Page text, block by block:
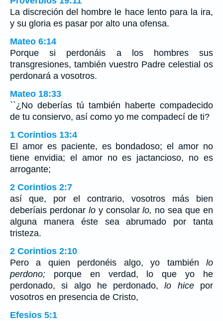
La discreción del hombre le hace lento para la ira,
y su gloria es pasar por alto una ofensa.
Mateo 6:14
Porque si perdonáis a los hombres sus
transgresiones, también vuestro Padre celestial os
perdonará a vosotros.
Mateo 18:33
``¿No deberías tú también haberte compadecido
de tu consiervo, así como yo me compadecí de ti?
1 Corintios 13:4
El amor es paciente, es bondadoso; el amor no
tiene envidia; el amor no es jactancioso, no es
arrogante;
2 Corintios 2:7
así que, por el contrario, vosotros más bien
deberíais perdonar loy consolarlo, no sea que en
alguna manera éste sea abrumado por tanta
tristeza.
2 Corintios 2:10
Pero a quien perdonéis algo, yo también lo
perdono; porque en verdad, lo que yo he
perdonado, si algo he perdonado,lo hicepor
vosotros en presencia de Cristo,
Efesios 5:1